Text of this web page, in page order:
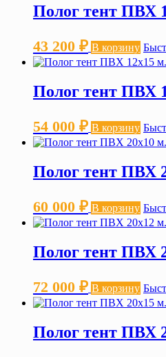
Полог тент ПВХ
43 200 ₽ В корзину
Полог тент ПВХ
54 000 ₽ В корзину
Полог тент ПВХ
60 000 ₽ В корзину
Полог тент ПВХ
72 000 ₽ В корзину
Полог тент ПВХ